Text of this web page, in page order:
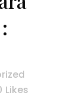
Likes